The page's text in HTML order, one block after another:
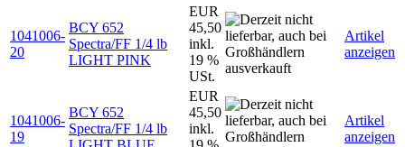
1041006-
20
BCY 652
Spectra/FF 1/4 lb
LIGHT PINK
EUR
45,50
inkl.
19 %
USt.
Artikel
anzeigen
1041006-
19
BCY 652
Spectra/FF 1/4 lb
EUR
45,50
inkl.
Artikel
anzeigen